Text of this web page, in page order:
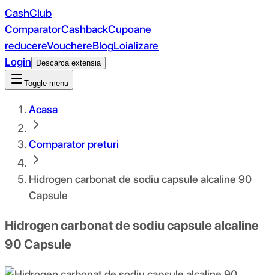
CashClub
ComparatorCashbackCupoane
reducereVouchereBlogLoializare
Login
Descarca extensia
Toggle menu
Acasa
Comparator preturi
Hidrogen carbonat de sodiu capsule alcaline 90
Capsule
Hidrogen carbonat de sodiu capsule alcaline
90 Capsule